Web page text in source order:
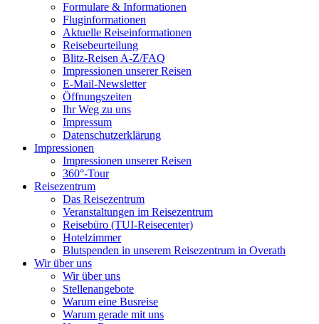
Formulare & Informationen
Fluginformationen
Aktuelle Reiseinformationen
Reisebeurteilung
Blitz-Reisen A-Z/FAQ
Impressionen unserer Reisen
E-Mail-Newsletter
Öffnungszeiten
Ihr Weg zu uns
Impressum
Datenschutzerklärung
Impressionen
Impressionen unserer Reisen
360°-Tour
Reisezentrum
Das Reisezentrum
Veranstaltungen im Reisezentrum
Reisebüro (TUI-Reisecenter)
Hotelzimmer
Blutspenden in unserem Reisezentrum in Overath
Wir über uns
Wir über uns
Stellenangebote
Warum eine Busreise
Warum gerade mit uns